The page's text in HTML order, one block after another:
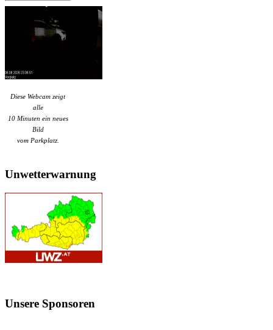
Diese Webcam zeigt
alle
10 Minuten ein neues
Bild
vom Parkplatz.
Unwetterwarnung
Unsere Sponsoren